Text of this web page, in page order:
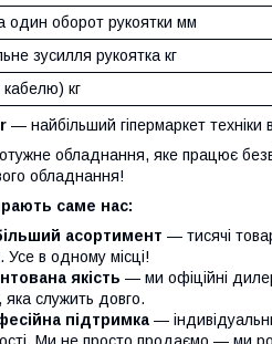
один оборот рукоятки мм
зусилля рукоятка кг
кг
— найбільший гіпермаркет техніки в
обладнання, яке працює
обладнання!
саме нас:
асортимент — тисячі
Усе в одному місці!
якість — ми офіційні
яка служить довго.
підтримка —